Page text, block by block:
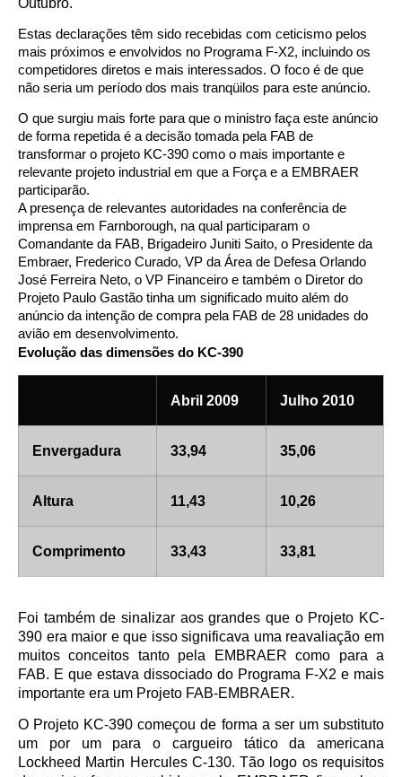
Estas declarações têm sido recebidas com ceticismo pelos
mais próximos e envolvidos no Programa F-X2, incluindo os
competidores diretos e mais interessados. O foco é de que
não seria um período dos mais tranqüilos para este anúncio.
O que surgiu mais forte para que o ministro faça este anúncio
de forma repetida é a decisão tomada pela FAB de
transformar o projeto KC-390 como o mais importante e
relevante projeto industrial em que a Força e a EMBRAER
participarão.
A presença de relevantes autoridades na conferência de
imprensa em Farnborough, na qual participaram o
Comandante da FAB, Brigadeiro Juniti Saito, o Presidente da
Embraer, Frederico Curado, VP da Área de Defesa Orlando
José Ferreira Neto, o VP Financeiro e também o Diretor do
Projeto Paulo Gastão tinha um significado muito além do
anúncio da intenção de compra pela FAB de 28 unidades do
avião em desenvolvimento.
Evolução das dimensões do KC-390
Abril 2009 Julho 2010
Envergadura 33,94 35,06
Altura 11,43 10,26
Comprimento 33,43 33,81
Foi também de sinalizar aos grandes que o Projeto KC-
390 era maior e que isso significava uma reavaliação em
muitos conceitos tanto pela EMBRAER como para a
FAB. E que estava dissociado do Programa F-X2 e mais
importante era um Projeto FAB-EMBRAER.
O Projeto KC-390 começou de forma a ser um substituto
um por um para o cargueiro tático da americana
Lockheed Martin Hercules C-130. Tão logo os requisitos